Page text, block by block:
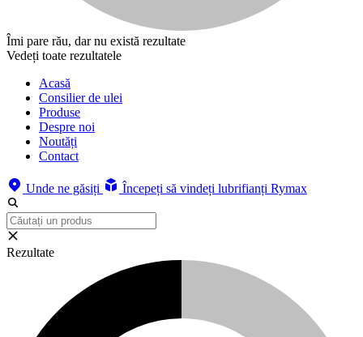
Îmi pare rău, dar nu există rezultate
Vedeți toate rezultatele
Acasă
Consilier de ulei
Produse
Despre noi
Noutăți
Contact
Unde ne găsiți Începeți să vindeți lubrifianți Rymax
Rezultate